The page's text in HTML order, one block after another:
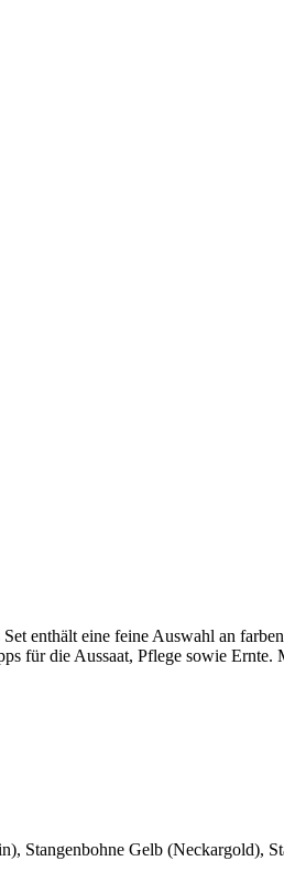
enthält eine feine Auswahl an
für die Aussaat, Pflege sowie Ernte.
Stangenbohne Gelb (Neckargold),